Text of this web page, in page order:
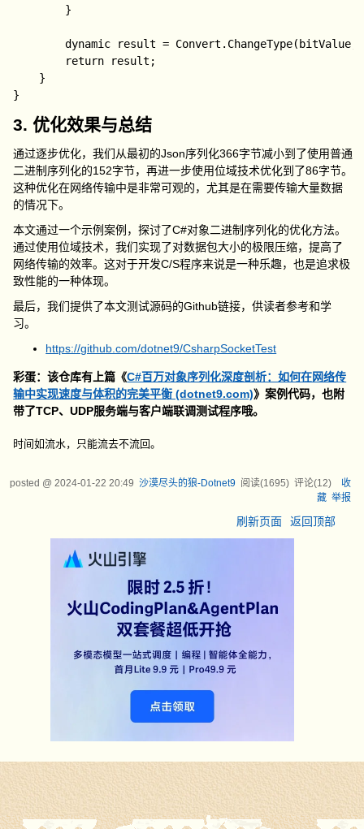
        }
dynamic result = Convert.ChangeType(bitValue,
        return result;
    }
3. 优化效果与总结
通过逐步优化，我们从最初的Json序列化366字节减小到了使用普通
二进制序列化的152字节，再进一步使用位域技术优化到了86字节。
这种优化在网络传输中是非常可观的，尤其是在需要传输大量数据
的情况下。
本文通过一个示例案例，探讨了C#对象二进制序列化的优化方法。
通过使用位域技术，我们实现了对数据包大小的极限压缩，提高了
网络传输的效率。这对于开发C/S程序来说是一种乐趣，也是追求极
致性能的一种体现。
最后，我们提供了本文测试源码的Github链接，供读者参考和学
习。
https://github.com/dotnet9/CsharpSocketTest
彩蛋：该仓库有上篇《C#百万对象序列化深度剖析：如何在网络传
输中实现速度与体积的完美平衡 (dotnet9.com)》案例代码，也附
带了TCP、UDP服务端与客户端联调测试程序哦。
时间如流水，只能流去不流回。
posted @ 2024-01-22 20:49 沙漠尽头的狼-Dotnet9阅读(1695) 评论(12) 收
藏 举报
刷新页面 返回顶部